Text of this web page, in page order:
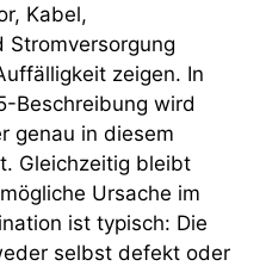
Kabel,
Stromversorgung
zeigen. In
Beschreibung wird
genau in diesem
Gleichzeitig bleibt
Ursache im
ist typisch: Die
selbst defekt oder